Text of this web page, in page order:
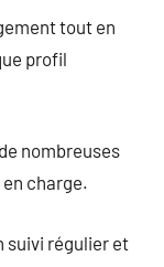
tout en
profil
nombreuses
en charge.
suivi régulier et